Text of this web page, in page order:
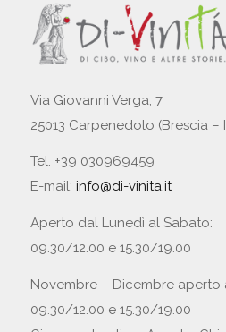
Via Giovanni Verga, 7
25013 Carpenedolo (Brescia –
Tel. +39 030969459
E-mail: info@di-vinita.it
Aperto dal Lunedì al Sabato:
09.30/12.00 e 15.30/19.00
Novembre – Dicembre
09.30/12.00 e 15.30/19.00